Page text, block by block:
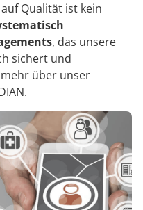
Qualität ist kein
, das unsere
sichert und
über unser